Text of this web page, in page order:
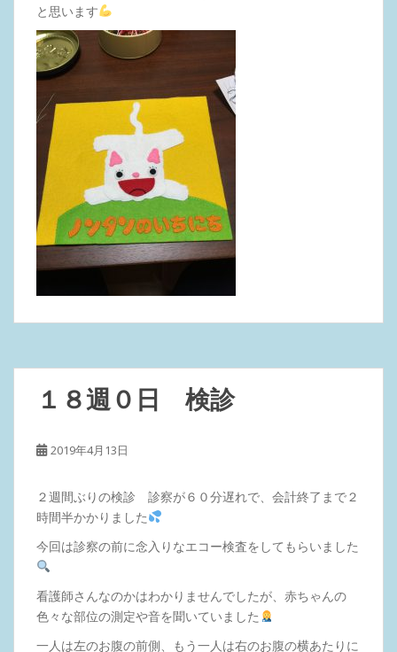
と思います
１８週０日 検診
2019年4月13日
２週間ぶりの検診 診察が６０分遅れで、会計終了まで２
時間半かかりました
今回は診察の前に念入りなエコー検査をしてもらいました
看護師さんなのかはわかりませんでしたが、赤ちゃんの
色々な部位の測定や音を聞いていました
一人は左のお腹の前側、もう一人は右のお腹の横あたりに